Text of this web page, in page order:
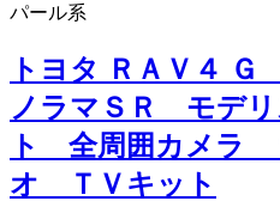
パール系
トヨタ ＲＡＶ４
ノラマＳＲ モデリ
ト 全周囲カメラ
オ ＴＶキット